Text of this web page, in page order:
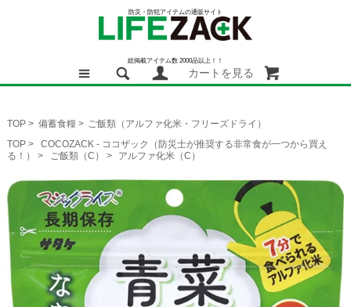
防災・防犯アイテムの通販サイト
総掲載アイテム数 2000品以上！！
カートを見る
TOP > 備蓄食糧 > ご飯類（アルファ化米・フリーズドライ）
TOP >
COCOZACK - ココザック（防災士が推奨する非常食が一つから買え
る！）
> ご飯類（C） > アルファ化米（C）